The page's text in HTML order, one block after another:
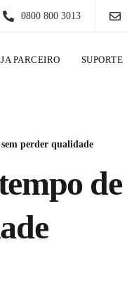
0800 800 3013
PARCEIRO SUPORTE
perder qualidade
de